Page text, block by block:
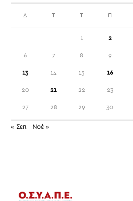
Δ Τ Τ Π
1 2
6 7 8 9
13 14 15 16
20 21 22 23
27 28 29 30
« Σεπ Νοέ »